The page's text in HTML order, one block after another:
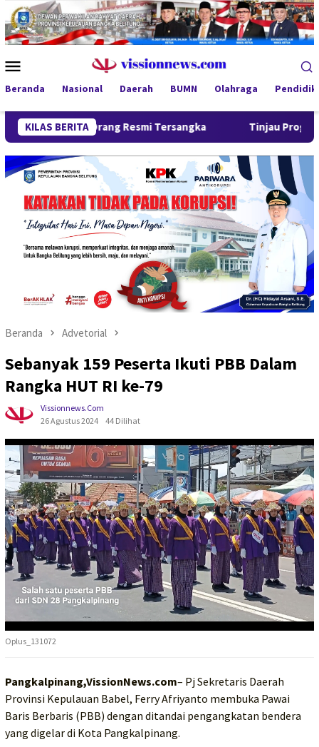
Loncat
ke
konten
Mobile
Beranda Nasional Daerah BUMN Olahraga
KILAS BERITA
Resmi Tersangka Tinjau Program MBG 3B di
Beranda Advetorial
Sebanyak 159 Peserta Ikuti PBB Dalam
Rangka HUT RI ke-79
Vissionnews.com
26 Agustus 2024
44 Dilihat
Oplus_131072
Pangkalpinang,VissionNews.com– Pj Sekretaris Daerah
Provinsi Kepulauan Babel, Ferry Afriyanto membuka Pawai
Baris Berbaris (PBB) dengan ditandai pengangkatan bendera
yang digelar di Kota Pangkalpinang.